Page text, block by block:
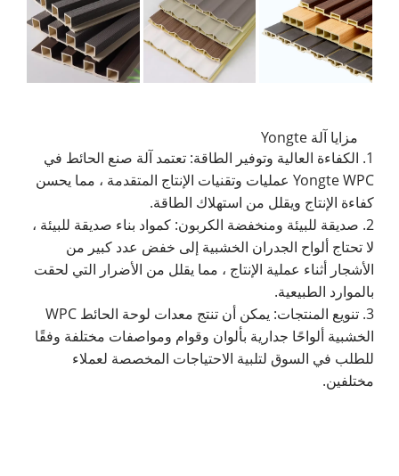
مزايا آلة Yongte
1. الكفاءة العالية وتوفير الطاقة: تعتمد آلة صنع الحائط في
Yongte WPC عمليات وتقنيات الإنتاج المتقدمة ، مما يحسن
كفاءة الإنتاج ويقلل من استهلاك الطاقة.
2. صديقة للبيئة ومنخفضة الكربون: كمواد بناء صديقة للبيئة ،
لا تحتاج ألواح الجدران الخشبية إلى خفض عدد كبير من
الأشجار أثناء عملية الإنتاج ، مما يقلل من الأضرار التي لحقت
بالموارد الطبيعية.
3. تنويع المنتجات: يمكن أن تنتج معدات لوحة الحائط WPC
الخشبية ألواحًا جدارية بألوان وقوام ومواصفات مختلفة وفقًا
للطلب في السوق لتلبية الاحتياجات المخصصة لعملاء
مختلفين.